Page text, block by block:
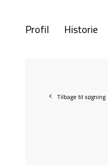
Profil Historie
Tilbage til søgning